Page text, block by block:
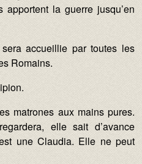
la guerre jusqu’en
accueillie par toutes les
Romains.
matrones aux mains pures.
elle sait d’avance
une Claudia. Elle ne peut